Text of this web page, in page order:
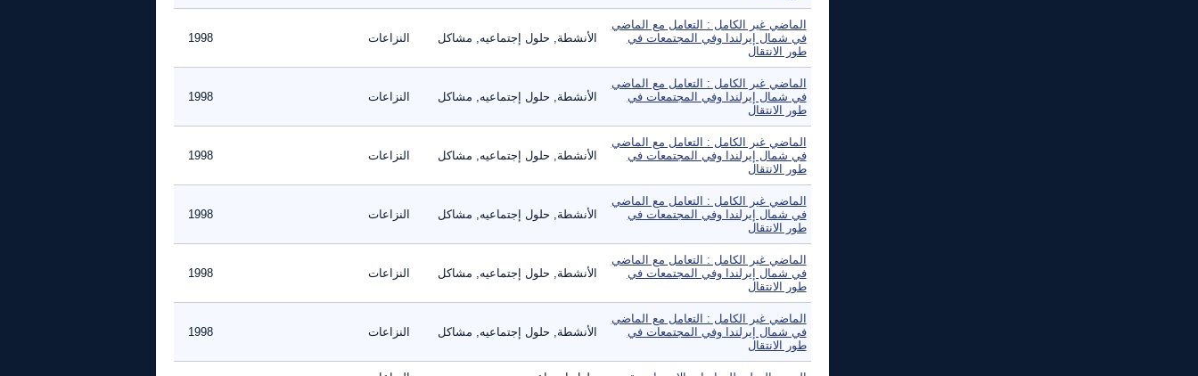
الماضي غير الكامل : التعامل مع الماضي
في شمال إيرلندا وفي المجتمعات في
طور الانتقال
الأنشطة, حلول إجتماعيه, مشاكل النزاعات 1998
الماضي غير الكامل : التعامل مع الماضي
في شمال إيرلندا وفي المجتمعات في
طور الانتقال
الأنشطة, حلول إجتماعيه, مشاكل النزاعات 1998
الماضي غير الكامل : التعامل مع الماضي
في شمال إيرلندا وفي المجتمعات في
طور الانتقال
الأنشطة, حلول إجتماعيه, مشاكل النزاعات 1998
الماضي غير الكامل : التعامل مع الماضي
في شمال إيرلندا وفي المجتمعات في
طور الانتقال
الأنشطة, حلول إجتماعيه, مشاكل النزاعات 1998
الماضي غير الكامل : التعامل مع الماضي
في شمال إيرلندا وفي المجتمعات في
طور الانتقال
الأنشطة, حلول إجتماعيه, مشاكل النزاعات 1998
الماضي غير الكامل : التعامل مع الماضي
في شمال إيرلندا وفي المجتمعات في
طور الانتقال
الأنشطة, حلول إجتماعيه, مشاكل النزاعات 1998